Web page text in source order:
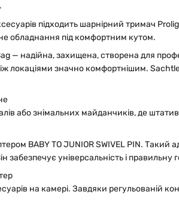
підходить шарнірний тримач
обладнання під комфортним кутом.
— надійна, захищена, створена для
локаціями значно комфортнішим.
або знімальних майданчиків, де
BABY TO JUNIOR SWIVEL PIN. Такий
забезпечує універсальність і
на камері. Завдяки регульованій